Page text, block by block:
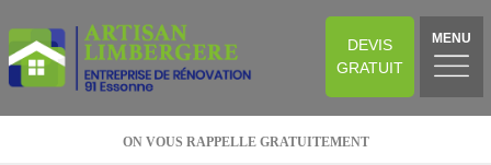
DEVIS
GRATUIT
MENU
ON VOUS RAPPELLE GRATUITEMENT